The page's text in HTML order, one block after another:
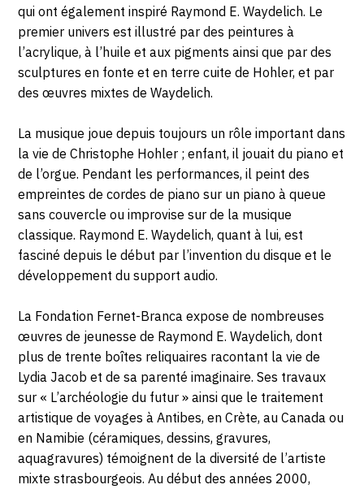
qui ont également inspiré Raymond E. Waydelich. Le
premier univers est illustré par des peintures à
l’acrylique, à l’huile et aux pigments ainsi que par des
sculptures en fonte et en terre cuite de Hohler, et par
des œuvres mixtes de Waydelich.
La musique joue depuis toujours un rôle important dans
la vie de Christophe Hohler ; enfant, il jouait du piano et
de l’orgue. Pendant les performances, il peint des
empreintes de cordes de piano sur un piano à queue
sans couvercle ou improvise sur de la musique
classique. Raymond E. Waydelich, quant à lui, est
fasciné depuis le début par l’invention du disque et le
développement du support audio.
La Fondation Fernet-Branca expose de nombreuses
œuvres de jeunesse de Raymond E. Waydelich, dont
plus de trente boîtes reliquaires racontant la vie de
Lydia Jacob et de sa parenté imaginaire. Ses travaux
sur « L’archéologie du futur » ainsi que le traitement
artistique de voyages à Antibes, en Crète, au Canada ou
en Namibie (céramiques, dessins, gravures,
aquagravures) témoignent de la diversité de l’artiste
mixte strasbourgeois. Au début des années 2000,